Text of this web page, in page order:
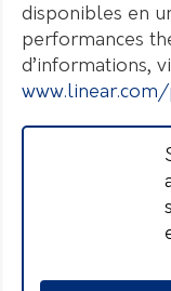
disponibles en
performances
d’informations,